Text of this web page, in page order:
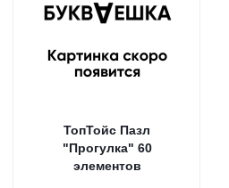
ТопТойс Пазл
"Прогулка" 60
элементов